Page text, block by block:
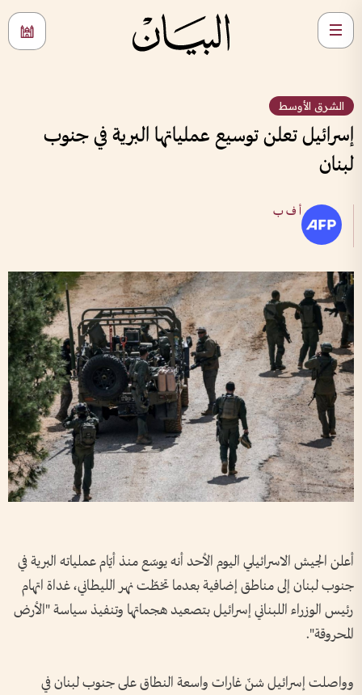
الشرق الأوسط
إسرائيل تعلن توسيع عملياتها البرية في جنوب
لبنان
أ ف ب
أعلن الجيش الاسرائيلي اليوم الأحد أنه يوسّع منذ أيّام عملياته البرية في
جنوب لبنان إلى مناطق إضافية بعدما تخطّت نهر الليطاني، غداة اتهام
رئيس الوزراء اللبناني إسرائيل بتصعيد هجماتها وتنفيذ سياسة "الأرض
المحروقة".
وواصلت إسرائيل شنّ غارات واسعة النطاق على جنوب لبنان في